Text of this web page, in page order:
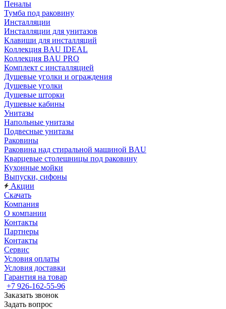
Пеналы
Тумба под раковину
Инсталляции
Инсталляции для унитазов
Клавиши для инсталляций
Коллекция BAU IDEAL
Коллекция BAU PRO
Комплект с инсталляцией
Душевые уголки и ограждения
Душевые уголки
Душевые шторки
Душевые кабины
Унитазы
Напольные унитазы
Подвесные унитазы
Раковины
Раковина над стиральной машиной BAU
Кварцевые столешницы под раковину
Кухонные мойки
Выпуски, сифоны
Акции
Скачать
Компания
О компании
Контакты
Партнеры
Контакты
Сервис
Условия оплаты
Условия доставки
Гарантия на товар
+7 926-162-55-96
Заказать звонок
Задать вопрос